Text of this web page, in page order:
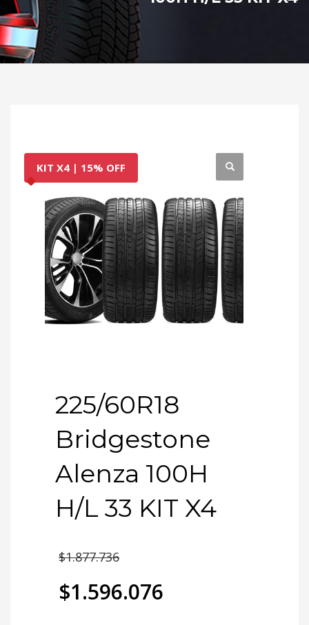
KIT X4 | 15% OFF
225/60R18
Bridgestone
Alenza 100H
H/L 33 KIT X4
$1.877.736
precio
$1.596.076